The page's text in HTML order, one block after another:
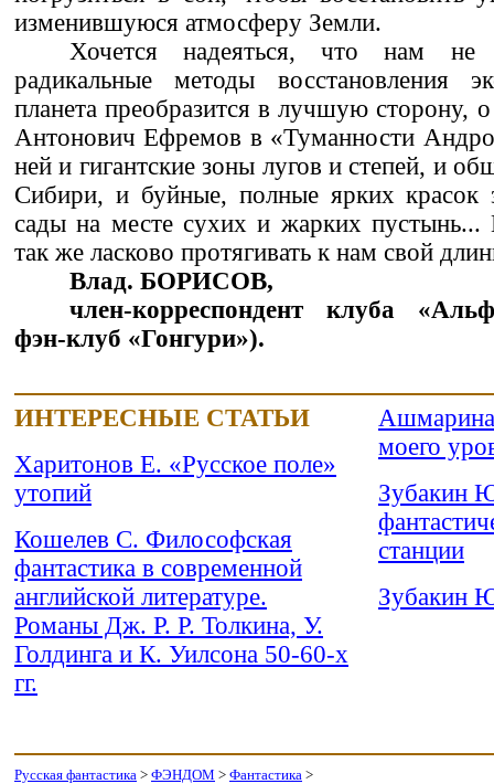
изменившуюся атмосферу Земли.
Хочется надеяться, что нам не
радикальные методы восстановления
планета преобразится в лучшую сторону,
Антонович Ефремов в «Туманности
ней и гигантские зоны лугов и степей, и
Сибири, и буйные, полные ярких красок
сады на месте сухих и жарких пустынь...
так же ласково протягивать к нам свой
Влад. БОРИСОВ,
член-корреспондент клуба
фэн-клуб «Гонгури»).
ИНТЕРЕСНЫЕ СТАТЬИ
Харитонов Е. «Русское поле»
утопий
Кошелев С. Философская
фантастика в современной
английской литературе.
Романы Дж. Р. Р. Толкина, У.
Голдинга и К. Уилсона 50-60-х
гг.
моего
Зубакин
станции
Зубакин
Русская фантастика > ФЭНДОМ > Фантастика >